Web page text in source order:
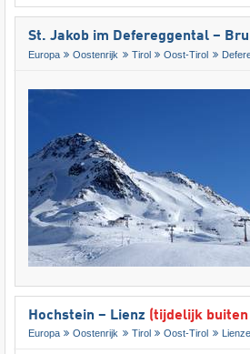
St. Jakob im Defereggental –
Europa Oostenrijk Tirol Oost-Tirol
Hochstein – Lienz (tijdelijk buiten
Europa Oostenrijk Tirol Oost-Tirol